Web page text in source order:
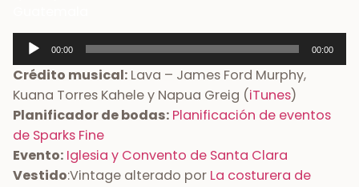
Reproductor
de
audio
00:00 00:00
Crédito musical: Lava – James Ford Murphy,
Kuana Torres Kahele y Napua Greig (iTunes)
Planificador de bodas: Planificación de eventos
de Sparks Fine
Evento: Iglesia y Convento de Santa Clara
Vestido:Vintage alterado por La costurera de